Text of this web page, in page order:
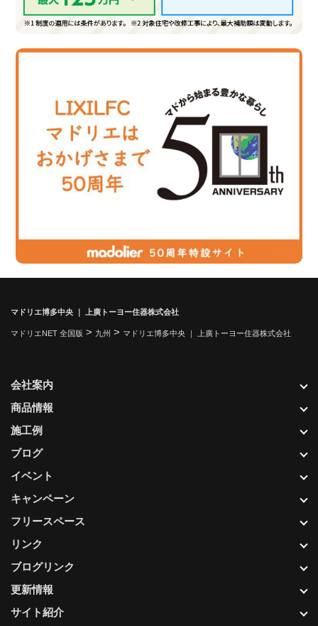
マドリエ博多中央 ｜ 上廣トーヨー住器株式会社
マドリエNET 全国版 > 九州 > マドリエ博多中央 ｜ 上廣トーヨー住器株式会社
更新情報
サイト紹介
会社案内
商品情報
施工例
ブログ
イベント
キャンペーン
フリースペース
リンク
ブログリンク